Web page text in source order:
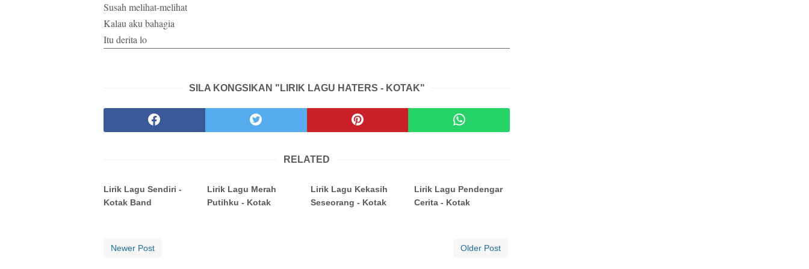
Susah melihat-melihat
Kalau aku bahagia
Itu derita lo
SILA KONGSIKAN "LIRIK LAGU HATERS - KOTAK"
RELATED
Lirik Lagu Sendiri -
Kotak Band
Lirik Lagu Merah
Putihku - Kotak
Lirik Lagu Kekasih
Seseorang - Kotak
Lirik Lagu Pendengar
Cerita - Kotak
Newer Post Older Post